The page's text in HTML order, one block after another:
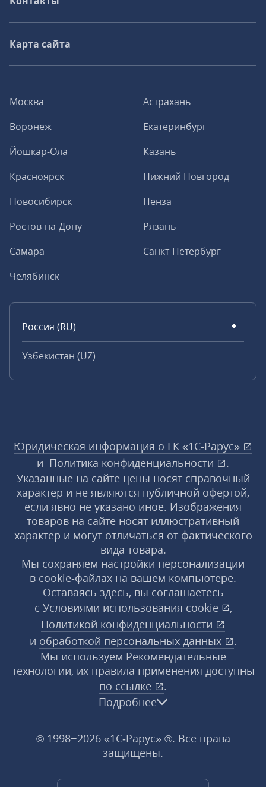
Москва
Астрахань
Воронеж
Екатеринбург
Йошкар-Ола
Казань
Красноярск
Нижний Новгород
Новосибирск
Пенза
Ростов-на-Дону
Рязань
Самара
Санкт-Петербург
Челябинск
Россия (RU)
Узбекистан (UZ)
Карта сайта
Юридическая информация о ГК «1С‑Рарус»
и Политика конфиденциальности
.
Указанные на сайте цены носят справочный
характер и не являются публичной офертой,
если явно не указано иное. Изображения
товаров на сайте носят иллюстративный
характер и могут отличаться от фактического
вида товара.
Мы сохраняем настройки персонализации
в cookie‑файлах на вашем компьютере.
Оставаясь здесь, вы соглашаетесь
с Условиями использования cookie
,
Политикой конфиденциальности
и обработкой персональных данных
.
Мы используем Рекомендательные
технологии, их правила применения доступны
по ссылке
.
Подробнее
© 1998−2026 «1С‑Рарус» ®. Все права
защищены.